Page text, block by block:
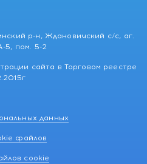
р-н, Ждановичский с/с, аг.
5, пом. 5-2
сайта в Торговом реестре
данных
файлов
cookie